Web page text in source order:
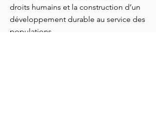
droits humains et la construction d’un
développement durable au service des
populations.